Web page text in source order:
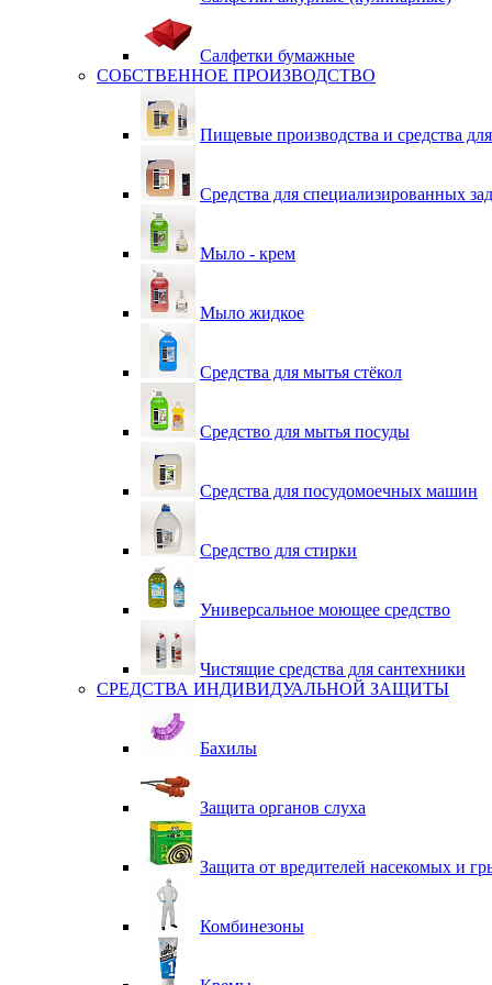
Салфетки бумажные
СОБСТВЕННОЕ ПРОИЗВОДСТВО
Пищевые производства и средства
Средства для специализированных
Мыло - крем
Мыло жидкое
Средства для мытья стёкол
Средство для мытья посуды
Средства для посудомоечных машин
Средство для стирки
Универсальное моющее средство
Чистящие средства для сантехники
СРЕДСТВА ИНДИВИДУАЛЬНОЙ ЗАЩИТЫ
Бахилы
Защита органов слуха
Защита от вредителей насекомых и
Комбинезоны